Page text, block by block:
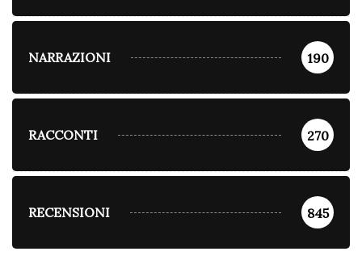
NARRAZIONI 190
RACCONTI 270
RECENSIONI 845